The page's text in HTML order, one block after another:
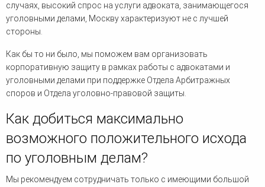
случаях, высокий спрос на услуги адвоката, занимающегося
уголовными делами, Москву характеризуют не с лучшей
стороны.
Как бы то ни было, мы поможем вам организовать
корпоративную защиту в рамках работы с адвокатами и
уголовными делами при поддержке Отдела Арбитражных
споров и Отдела уголовно-правовой защиты.
Как добиться максимально
возможного положительного исхода
по уголовным делам?
Мы рекомендуем сотрудничать только с имеющими большой